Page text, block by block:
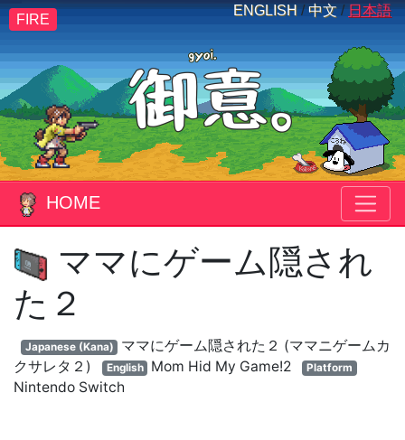
ENGLISH / 中文 / 日本語
FIRE
HOME
ママにゲーム隠され
た２
Japanese (Kana)
ママにゲーム隠された２ (ママニゲームカ
クサレタ２)
English Mom Hid My Game!2 Platform
Nintendo Switch